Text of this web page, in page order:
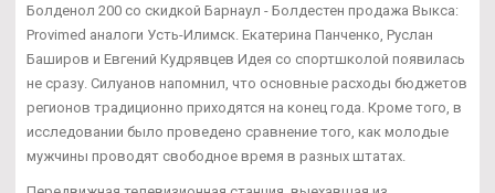
Болденол 200 со скидкой Барнаул - Болдестен продажа Выкса:
Provimed аналоги Усть-Илимск. Екатерина Панченко, Руслан
Баширов и Евгений Кудрявцев Идея со спортшколой появилась
не сразу. Силуанов напомнил, что основные расходы бюджетов
регионов традиционно приходятся на конец года. Кроме того, в
исследовании было проведено сравнение того, как молодые
мужчины проводят свободное время в разных штатах.